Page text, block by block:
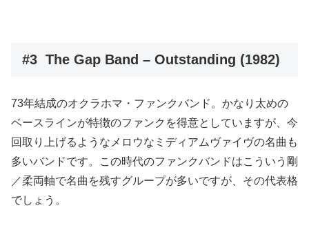
#3 The Gap Band – Outstanding (1982)
73年結成のオクラホマ・ファンクバンド。かなり太めの
ベースラインが特徴のファンクを得意としていますが、今
回取り上げるようなメロウなミディアムヴァイヴの名曲も
多いバンドです。この時代のファンクバンドはこういう剛
／柔両軸で名曲を残すグループが多いですが、その代表格
でしょう。